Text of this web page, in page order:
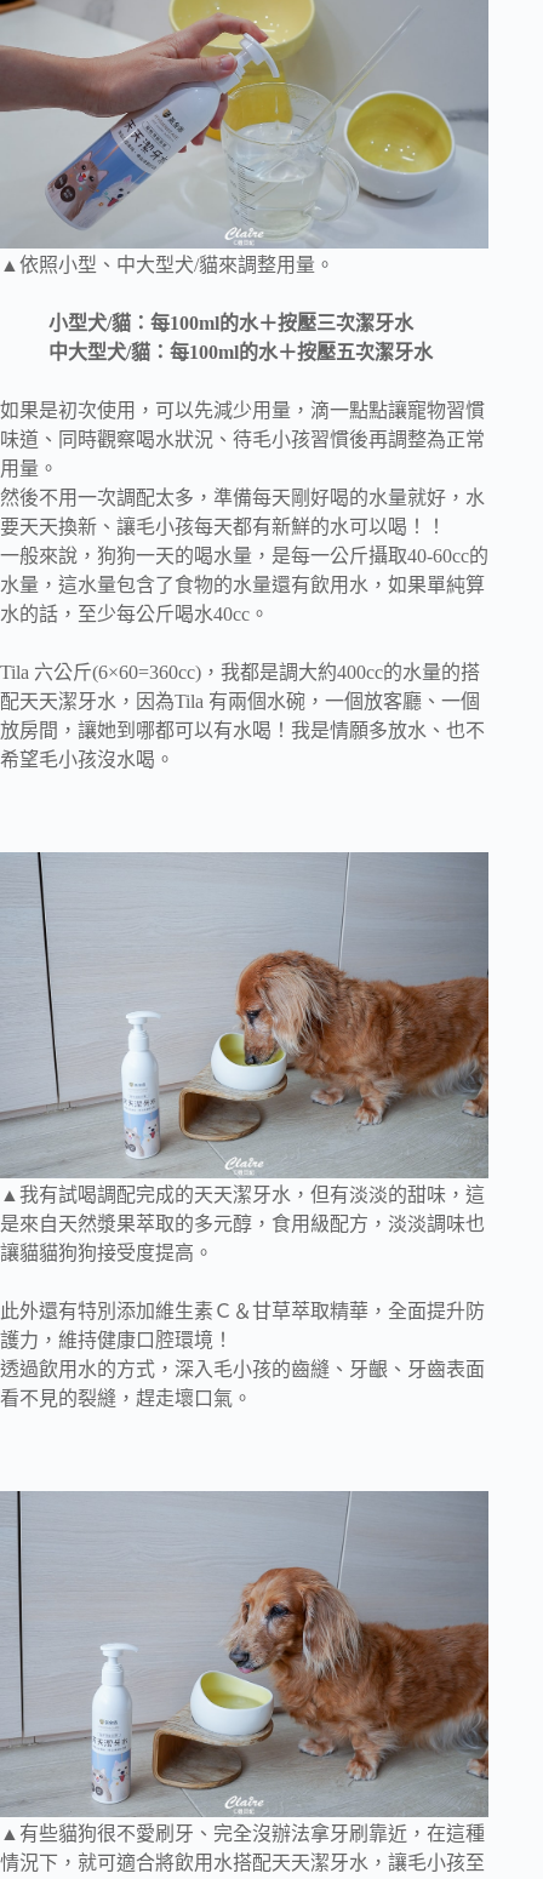
▲依照小型、中大型犬/貓來調整用量。
小型犬/貓：每100ml的水＋按壓三次潔牙水
中大型犬/貓：每100ml的水＋按壓五次潔牙水
如果是初次使用，可以先減少用量，滴一點點讓寵物習慣
味道、同時觀察喝水狀況、待毛小孩習慣後再調整為正常
用量。
然後不用一次調配太多，準備每天剛好喝的水量就好，水
要天天換新、讓毛小孩每天都有新鮮的水可以喝！！
一般來說，狗狗一天的喝水量，是每一公斤攝取40-60cc的
水量，這水量包含了食物的水量還有飲用水，如果單純算
水的話，至少每公斤喝水40cc。
Tila 六公斤(6×60=360cc)，我都是調大約400cc的水量的搭
配天天潔牙水，因為Tila 有兩個水碗，一個放客廳、一個
放房間，讓她到哪都可以有水喝！我是情願多放水、也不
希望毛小孩沒水喝。
▲我有試喝調配完成的天天潔牙水，但有淡淡的甜味，這
是來自天然漿果萃取的多元醇，食用級配方，淡淡調味也
讓貓貓狗狗接受度提高。
此外還有特別添加維生素Ｃ＆甘草萃取精華，全面提升防
護力，維持健康口腔環境！
透過飲用水的方式，深入毛小孩的齒縫、牙齦、牙齒表面
看不見的裂縫，趕走壞口氣。
▲有些貓狗很不愛刷牙、完全沒辦法拿牙刷靠近，在這種
情況下，就可適合將飲用水搭配天天潔牙水，讓毛小孩至